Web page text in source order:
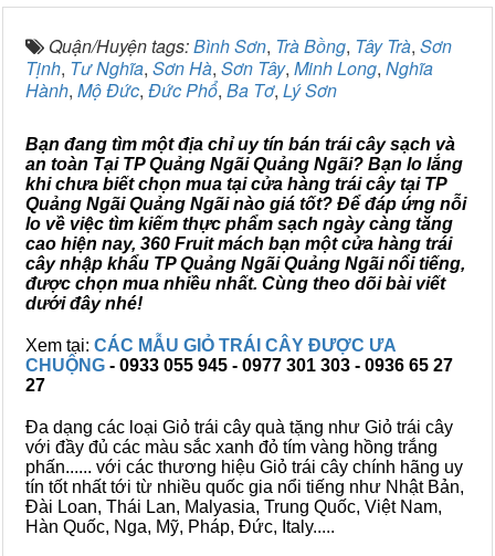
Quận/Huyện tags:Bình Sơn, Trà Bồng, Tây Trà, Sơn
Tịnh, Tư Nghĩa, Sơn Hà, Sơn Tây, Minh Long, Nghĩa
Hành, Mộ Đức, Đức Phổ, Ba Tơ, Lý Sơn
Bạn đang tìm một địa chỉ uy tín bán trái cây sạch và
an toàn Tại TP Quảng Ngãi Quảng Ngãi? Bạn lo lắng
khi chưa biết chọn mua tại cửa hàng trái cây tại TP
Quảng Ngãi Quảng Ngãi nào giá tốt? Để đáp ứng nỗi
lo về việc tìm kiếm thực phẩm sạch ngày càng tăng
cao hiện nay, 360 Fruit mách bạn một cửa hàng trái
cây nhập khẩu TP Quảng Ngãi Quảng Ngãi nổi tiếng,
được chọn mua nhiều nhất. Cùng theo dõi bài viết
dưới đây nhé!
Xem tại: CÁC MẪU GIỎ TRÁI CÂY ĐƯỢC ƯA
CHUỘNG - 0933 055 945 - 0977 301 303 - 0936 65 27
27
Đa dạng các loại Giỏ trái cây quà tặng như Giỏ trái cây
với đầy đủ các màu sắc xanh đỏ tím vàng hồng trắng
phấn...... với các thương hiệu Giỏ trái cây chính hãng uy
tín tốt nhất tới từ nhiều quốc gia nổi tiếng như Nhật Bản,
Đài Loan, Thái Lan, Malyasia, Trung Quốc, Việt Nam,
Hàn Quốc, Nga, Mỹ, Pháp, Đức, Italy.....